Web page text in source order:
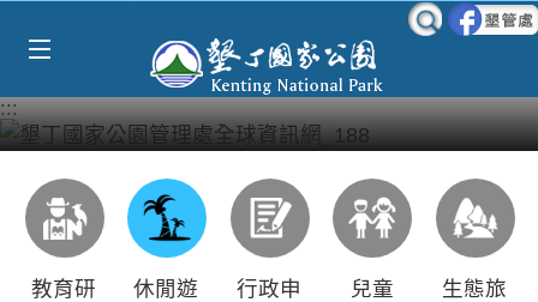
:::
教育研
休閒遊
行政申
兒童
生態旅